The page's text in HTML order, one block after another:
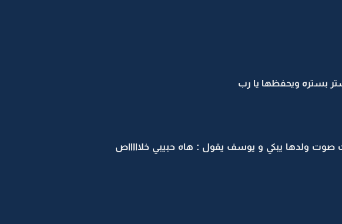
يستر بستره ويحفظها يا رب
ولدها يبكي و يوسف يقول : هاه حبيبي خلاااااص